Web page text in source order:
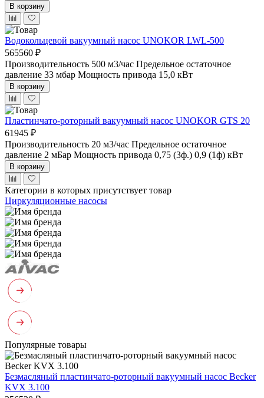
В корзину
Водокольцевой вакуумный насос UNOKOR LWL-500
565560 ₽
Производительность 500 м3/час Предельное остаточное
давление 33 мбар Мощность привода 15,0 кВт
В корзину
Пластинчато-роторный вакуумный насос UNOKOR GTS 20
61945 ₽
Производительность 20 м3/час Предельное остаточное
давление 2 мБар Мощность привода 0,75 (3ф.) 0,9 (1ф) кВт
В корзину
Категории в которых присутствует товар
Циркуляционные насосы
Популярные товары
Безмасляный пластинчато-роторный вакуумный насос Becker
KVX 3.100